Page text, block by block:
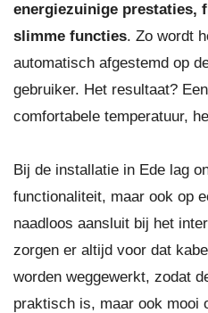
energiezuinige prestaties,
slimme functies. Zo wordt
automatisch afgestemd op
gebruiker. Het resultaat?
comfortabele temperatuur,
Bij de installatie in Ede lag
functionaliteit, maar ook op
naadloos aansluit bij het
zorgen er altijd voor dat
worden weggewerkt, zodat
praktisch is, maar ook mooi